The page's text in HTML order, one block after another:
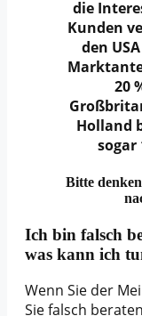
die
Kunden
den
20
Holland
sogar
Bitte
Ich bin falsch
was kann ich
Wenn Sie der
Sie falsch